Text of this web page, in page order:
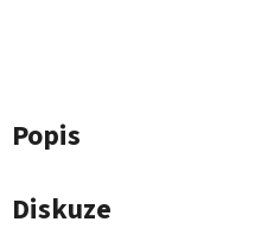
Popis
Diskuze